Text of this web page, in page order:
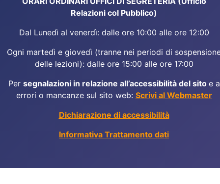
Relazioni col Pubblico)
Dal Lunedì al venerdì: dalle ore 10:00 alle ore 12:00
Ogni martedì e giovedì (tranne nei periodi di
delle lezioni): dalle ore 15:00 alle ore 17:00
Per segnalazioni in relazione all’accessibilità del sito e a
errori o mancanze sul sito web: Scrivi al Webmaster
Dichiarazione di accessibilità
Informativa Trattamento dati